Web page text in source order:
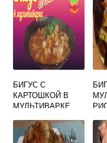
БИГУС С
КАРТОШКОЙ В
МУЛЬТИВАРКЕ